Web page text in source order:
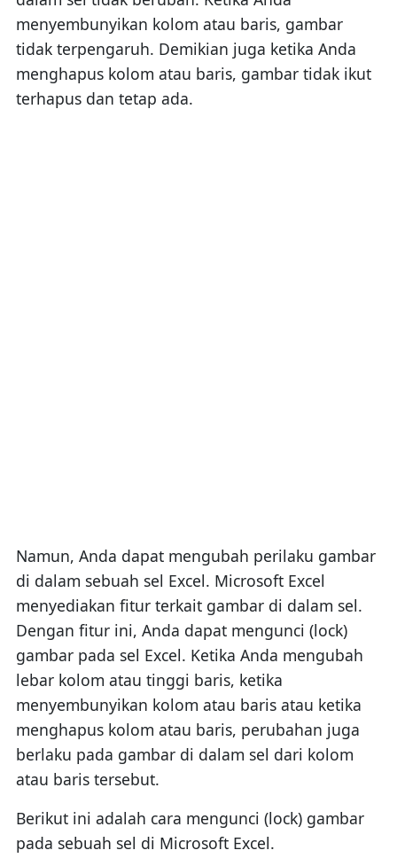
menyembunyikan kolom atau baris, gambar
tidak terpengaruh. Demikian juga ketika Anda
menghapus kolom atau baris, gambar tidak ikut
terhapus dan tetap ada.
Namun, Anda dapat mengubah perilaku gambar
di dalam sebuah sel Excel. Microsoft Excel
menyediakan fitur terkait gambar di dalam sel.
Dengan fitur ini, Anda dapat mengunci (lock)
gambar pada sel Excel. Ketika Anda mengubah
lebar kolom atau tinggi baris, ketika
menyembunyikan kolom atau baris atau ketika
menghapus kolom atau baris, perubahan juga
berlaku pada gambar di dalam sel dari kolom
atau baris tersebut.
Berikut ini adalah cara mengunci (lock) gambar
pada sebuah sel di Microsoft Excel.